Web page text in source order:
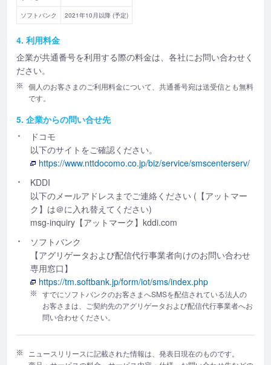
ソフトバンク 2021年10月以降 (予定)
4. 利用料金
企業が共通番号を利用する際の料金は、各社にお問い合わせく
ださい。
個人のお客さまのご利用料金について、共通番号宛は送受信とも無料
です。
5. 企業からの問い合せ先
ドコモ
以下のサイトをご確認ください。
https://www.nttdocomo.co.jp/biz/service/smscenterserv/
KDDI
以下のメールアドレスまでご連絡ください (【アットマー
ク】は＠に入れ替えてください)
msg-inquiry【アットマーク】kddi.com
ソフトバンク
【アグリゲータおよび配信代行事業者向けのお問い合わせ
専用窓口】
https://tm.softbank.jp/form/iot/sms/index.php
すでにソフトバンクのお客さまへSMSを配信されている法人の
お客さまは、ご契約先のアグリゲータおよび配信代行事業者へお
問い合わせください。
ニュースリリースに記載された情報は、発表日現在のものです。